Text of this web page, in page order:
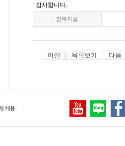
감사합니다.
첨부파일